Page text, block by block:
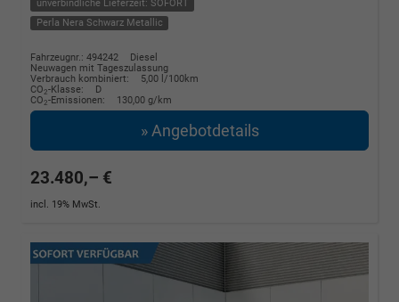
unverbindliche Lieferzeit: SOFORT
Perla Nera Schwarz Metallic
Fahrzeugnr.: 494242
Diesel
Neuwagen mit Tageszulassung
Verbrauch kombiniert:
5,00 l/100km
CO2-Klasse:
D
CO2-Emissionen: 130,00 g/km
» Angebotdetails
23.480,– €
incl. 19% MwSt.